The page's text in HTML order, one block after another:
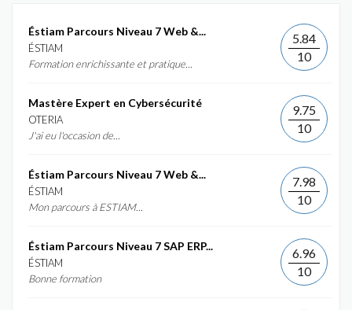
Éstiam Parcours Niveau 7 Web &...
ÉSTIAM
Formation enrichissante et pratique...
5.84
10
Mastère Expert en Cybersécurité
OTERIA
J'ai eu l'occasion de...
9.75
10
Éstiam Parcours Niveau 7 Web &...
ÉSTIAM
Mon parcours à ESTIAM...
7.98
10
Éstiam Parcours Niveau 7 SAP ERP...
ÉSTIAM
Bonne formation
6.96
10